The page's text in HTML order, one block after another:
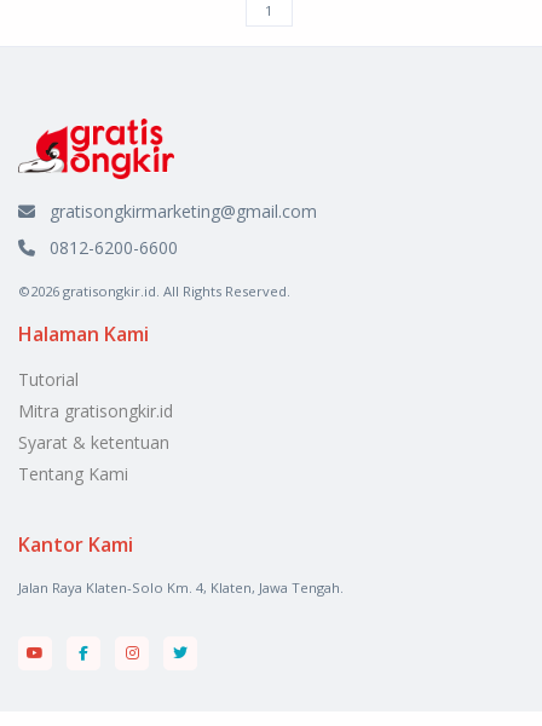
gratisongkirmarketing@gmail.com
0812-6200-6600
©2026 gratisongkir.id. All Rights Reserved.
Halaman Kami
Tutorial
Mitra gratisongkir.id
Syarat & ketentuan
Tentang Kami
Kantor Kami
Jalan Raya Klaten-Solo Km. 4, Klaten, Jawa Tengah.